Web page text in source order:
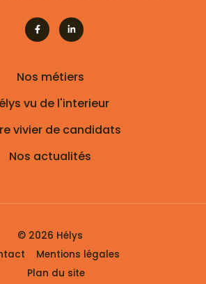
Nos métiers
vu de l'interieur
vivier de candidats
Nos actualités
© 2026 Hélys
Mentions légales
Plan du site